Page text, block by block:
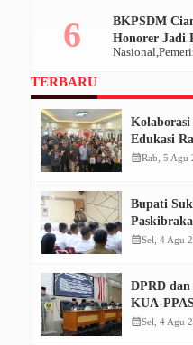
Nasional
BKPSDM
Honorer Jadi
Desember
TERBARU
Edukasi
Konsumsi
calendar_monthRab, 5 Agu
Bupati
Tanggung
calendar_monthSel, 4 Agu
DPRD
KUA-
APBD 2026
calendar_monthSel, 4 Agu